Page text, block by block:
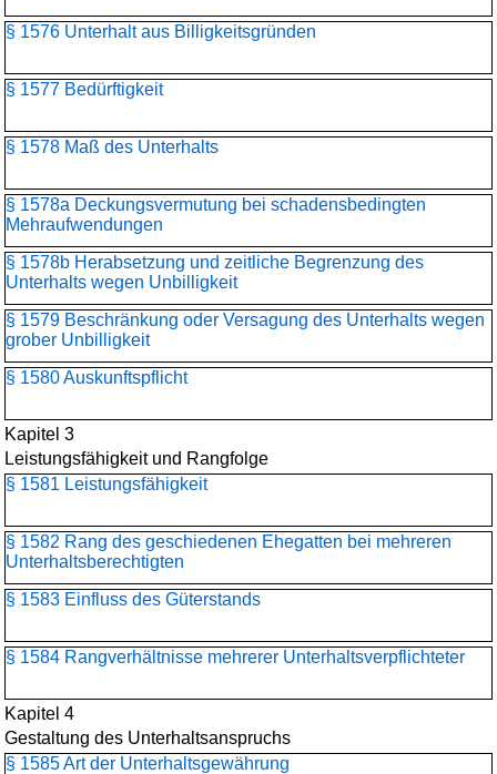
§ 1576 Unterhalt aus Billigkeitsgründen
§ 1577 Bedürftigkeit
§ 1578 Maß des Unterhalts
§ 1578a Deckungsvermutung bei schadensbedingten
Mehraufwendungen
§ 1578b Herabsetzung und zeitliche Begrenzung des
Unterhalts wegen Unbilligkeit
§ 1579 Beschränkung oder Versagung des Unterhalts wegen
grober Unbilligkeit
§ 1580 Auskunftspflicht
Kapitel 3
Leistungsfähigkeit und Rangfolge
§ 1581 Leistungsfähigkeit
§ 1582 Rang des geschiedenen Ehegatten bei mehreren
Unterhaltsberechtigten
§ 1583 Einfluss des Güterstands
§ 1584 Rangverhältnisse mehrerer Unterhaltsverpflichteter
Kapitel 4
Gestaltung des Unterhaltsanspruchs
§ 1585 Art der Unterhaltsgewährung